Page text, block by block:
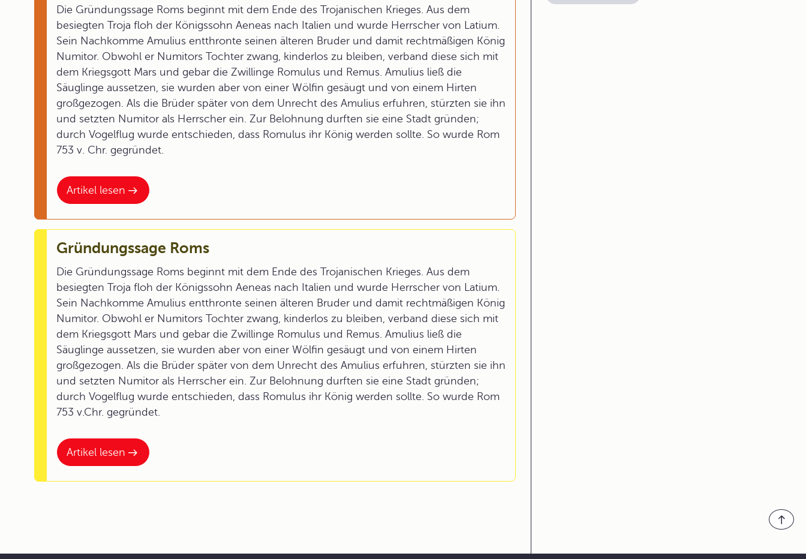
Artikel lesen
Die Gründungssage Roms beginnt mit dem Ende des Trojanischen Krieges. Aus dem
besiegten Troja floh der Königssohn Aeneas nach Italien und wurde Herrscher von Latium.
Sein Nachkomme Amulius entthronte seinen älteren Bruder und damit rechtmäßigen König
Numitor. Obwohl er Numitors Tochter zwang, kinderlos zu bleiben, verband diese sich mit
dem Kriegsgott Mars und gebar die Zwillinge Romulus und Remus. Amulius ließ die
Säuglinge aussetzen, sie wurden aber von einer Wölfin gesäugt und von einem Hirten
großgezogen. Als die Brüder später von dem Unrecht des Amulius erfuhren, stürzten sie ihn
und setzten Numitor als Herrscher ein. Zur Belohnung durften sie eine Stadt gründen;
durch Vogelflug wurde entschieden, dass Romulus ihr König werden sollte. So wurde Rom
753 v. Chr. gegründet.
Artikel lesen
Gründungssage Roms
Die Gründungssage Roms beginnt mit dem Ende des Trojanischen Krieges. Aus dem
besiegten Troja floh der Königssohn Aeneas nach Italien und wurde Herrscher von Latium.
Sein Nachkomme Amulius entthronte seinen älteren Bruder und damit rechtmäßigen König
Numitor. Obwohl er Numitors Tochter zwang, kinderlos zu bleiben, verband diese sich mit
dem Kriegsgott Mars und gebar die Zwillinge Romulus und Remus. Amulius ließ die
Säuglinge aussetzen, sie wurden aber von einer Wölfin gesäugt und von einem Hirten
großgezogen. Als die Brüder später von dem Unrecht des Amulius erfuhren, stürzten sie ihn
und setzten Numitor als Herrscher ein. Zur Belohnung durften sie eine Stadt gründen;
durch Vogelflug wurde entschieden, dass Romulus ihr König werden sollte. So wurde Rom
753 v.Chr. gegründet.